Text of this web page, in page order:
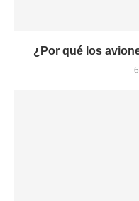
¿Por qué los